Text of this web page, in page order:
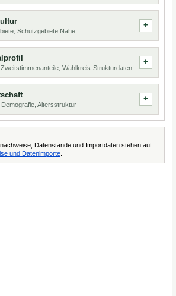
Schutzgebiete Nähe
Wahlkreis-Strukturdaten
Altersstruktur
Datenstände und Importdaten stehen auf
und Datenimporte